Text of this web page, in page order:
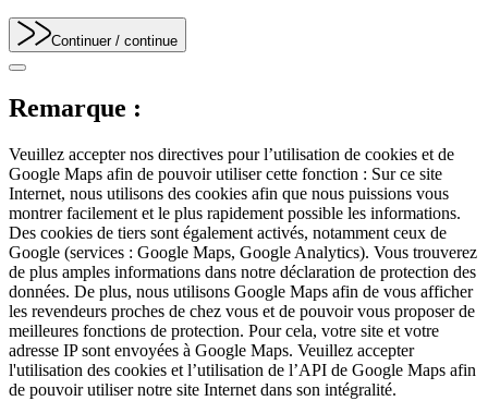
Continuer / continue
Remarque :
Veuillez accepter nos directives pour l’utilisation de cookies et de
Google Maps afin de pouvoir utiliser cette fonction : Sur ce site
Internet, nous utilisons des cookies afin que nous puissions vous
montrer facilement et le plus rapidement possible les informations.
Des cookies de tiers sont également activés, notamment ceux de
Google (services : Google Maps, Google Analytics). Vous trouverez
de plus amples informations dans notre déclaration de protection des
données. De plus, nous utilisons Google Maps afin de vous afficher
les revendeurs proches de chez vous et de pouvoir vous proposer de
meilleures fonctions de protection. Pour cela, votre site et votre
adresse IP sont envoyées à Google Maps. Veuillez accepter
l'utilisation des cookies et l’utilisation de l’API de Google Maps afin
de pouvoir utiliser notre site Internet dans son intégralité.